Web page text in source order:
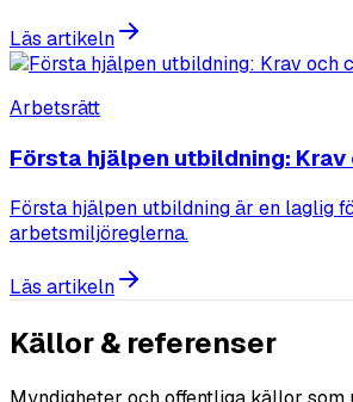
Läs artikeln
Arbetsrätt
Första hjälpen utbildning:
Första hjälpen utbildning är en laglig
arbetsmiljöreglerna.
Läs artikeln
Källor & referenser